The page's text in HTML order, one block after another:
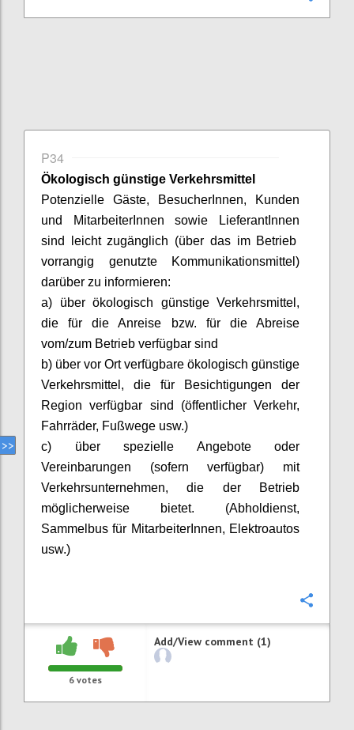
P34
Ökologisch günstige Verkehrsmittel
Potenzielle Gäste,
BesucherInnen, Kunden
und
MitarbeiterInnen sowie
LieferantInnen
sind leicht zugänglich (über das im Betrieb
vorrangig genutzte Kommunikationsmittel)
darüber zu informieren:
a) über ökologisch günstige Verkehrsmittel,
die für die Anreise bzw. für die Abreise
vom/zum Betrieb verfügbar sind
b) über vor Ort verfügbare ökologisch günstige
Verkehrsmittel, die für Besichtigungen der
Region verfügbar sind (öffentlicher Verkehr,
Fahrräder, Fußwege usw.)
c) über spezielle Angebote oder
Vereinbarungen (sofern verfügbar) mit
Verkehrsunternehmen, die der Betrieb
möglicherweise bietet. (Abholdienst,
Sammelbus für MitarbeiterInnen, Elektroautos
usw.)
6 votes
Add/View comment (1)